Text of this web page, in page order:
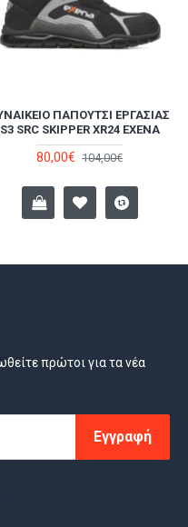
ΠΑΠΟΎΤΣΙ ΕΡΓΑΣΊΑΣ
S3 SRC SKIPPER XR24 EXENA
80,00€ 104,00€
πρώτοι για τα νέα
Εγγραφή